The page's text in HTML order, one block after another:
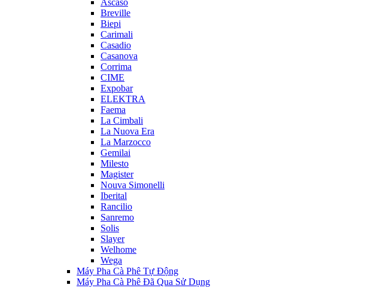
Ascaso
Breville
Biepi
Carimali
Casadio
Casanova
Corrima
CIME
Expobar
ELEKTRA
Faema
La Cimbali
La Nuova Era
La Marzocco
Gemilai
Milesto
Magister
Nouva Simonelli
Iberital
Rancilio
Sanremo
Solis
Slayer
Welhome
Wega
Máy Pha Cà Phê Tự Động
Máy Pha Cà Phê Đã Qua Sử Dụng